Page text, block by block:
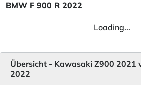
BMW F 900 R 2022
Loading...
Übersicht - Kawasaki Z900 2021
2022